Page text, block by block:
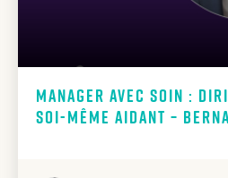
Manager avec soin :
soi-même aidant –